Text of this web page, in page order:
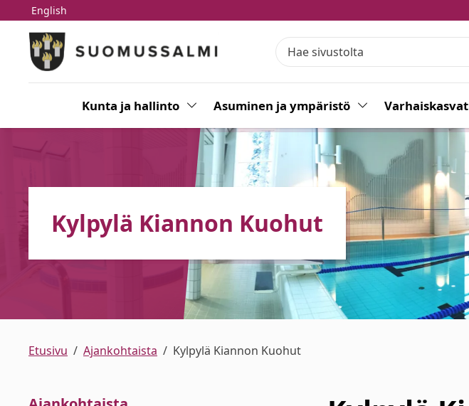
Siirry pääsisältöön
Siirry päävalikkoon
English
Kunta ja hallinto Vaihda alasvetovalikkoa
Asuminen ja ympäristö Vaihda
Kylpylä Kiannon Kuohut
Etusivu Ajankohtaista Kylpylä Kiannon Kuohut